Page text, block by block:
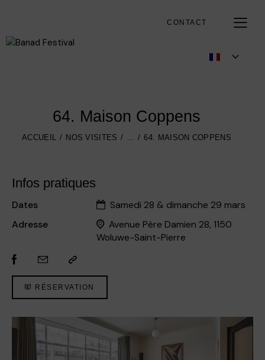
CONTACT
64. Maison Coppens
ACCUEIL NOS VISITES 64. MAISON COPPENS
Infos pratiques
Dates
Samedi 28 & dimanche 29 mars
Adresse
Avenue Père Damien 28, 1150
Woluwe-Saint-Pierre
RÉSERVATION